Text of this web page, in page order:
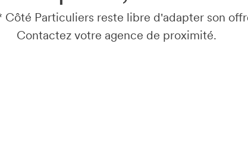
Côté Particuliers reste libre d'adapter son
Contactez votre agence de proximité.